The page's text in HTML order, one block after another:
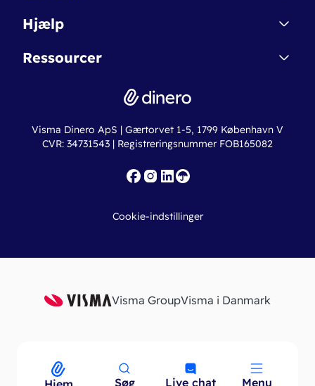
Søg Live chat Menu
Menu
Betingelser & Sikkerhed
Nye funktioner
Dinero Starter
Dinero Pro
Erhvervslån
Fakturaskabeloner
Hjælp
Regnskabsordbogen
Online regnskabskurser
Ressourcer
Ny virksomhed
Iværksætterlegat
Visma Dinero ApS | Gærtorvet 1-5, 1799 København V
CVR: 34731543 | Registreringsnummer FOB165082
Cookie-indstillinger
Visma GroupVisma i Danmark